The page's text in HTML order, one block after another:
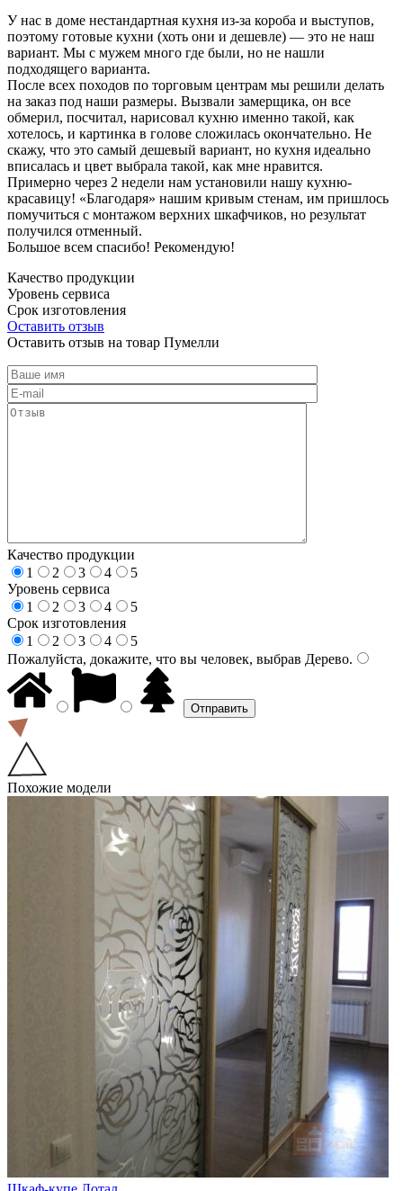
У нас в доме нестандартная кухня из-за короба и выступов,
поэтому готовые кухни (хоть они и дешевле) — это не наш
вариант. Мы с мужем много где были, но не нашли
подходящего варианта.
После всех походов по торговым центрам мы решили делать
на заказ под наши размеры. Вызвали замерщика, он все
обмерил, посчитал, нарисовал кухню именно такой, как
хотелось, и картинка в голове сложилась окончательно. Не
скажу, что это самый дешевый вариант, но кухня идеально
вписалась и цвет выбрала такой, как мне нравится.
Примерно через 2 недели нам установили нашу кухню-
красавицу! «Благодаря» нашим кривым стенам, им пришлось
помучиться с монтажом верхних шкафчиков, но результат
получился отменный.
Большое всем спасибо! Рекомендую!
Качество продукции
Уровень сервиса
Срок изготовления
Оставить отзыв
Оставить отзыв на товар Пумелли
Качество продукции
1
2 3 4
5
Уровень сервиса
1
2 3 4
5
Срок изготовления
1
2 3 4
5
Пожалуйста, докажите, что вы человек, выбрав Дерево.
Похожие модели